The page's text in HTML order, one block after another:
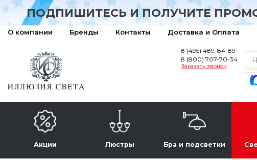
ПОДПИШИТЕСЬ И ПОЛУЧИТЕ
О компании Бренды Контакты Доставка и Оплата
8 (495) 489-84-89
8 (800) 707-70-34
Заказать звонок
Акции Люстры Бра и подсветки